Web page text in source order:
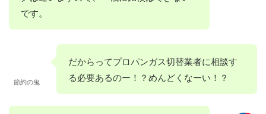
です。
節約の鬼
だからってプロパンガス切替業者に相談す
る必要あるのー！？めんどくなーい！？